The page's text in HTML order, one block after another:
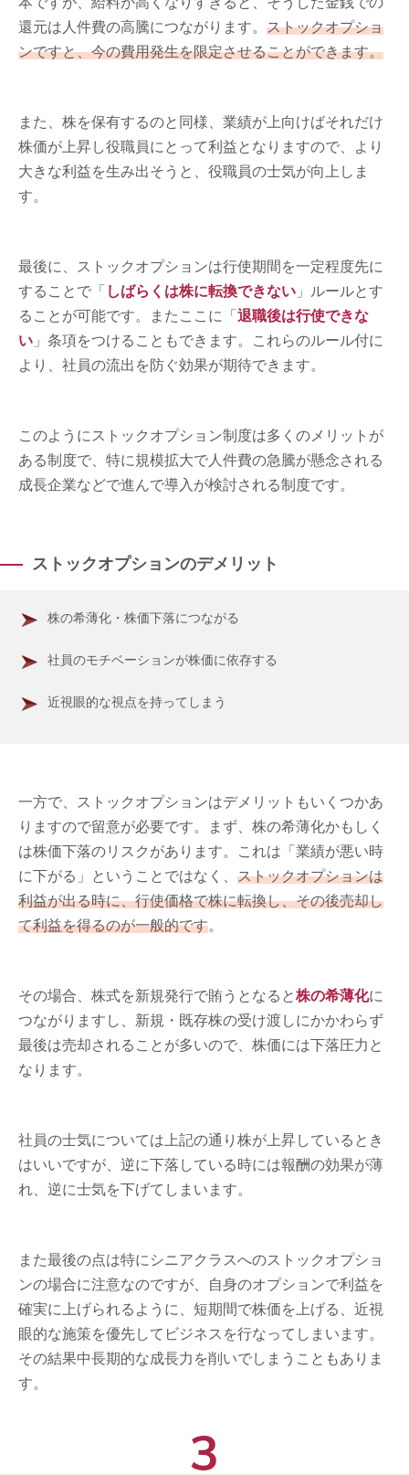
還元は人件費の高騰につながります。 ストックオプショ
ンですと、今の費用発生を限定させることができます。
また、株を保有するのと同様、業績が上向けばそれだけ
株価が上昇し役職員にとって利益となりますので、より
大きな利益を生み出そうと、役職員の士気が向上しま
す。
最後に、ストックオプションは行使期間を一定程度先に
することで「 しばらくは株に転換できない 」ルールとす
ることが可能です。またここに「 退職後は行使できな
い 」条項をつけることもできます。これらのルール付に
より、社員の流出を防ぐ効果が期待できます。
このようにストックオプション制度は多くのメリットが
ある制度で、特に規模拡大で人件費の急騰が懸念される
成長企業などで進んで導入が検討される制度です。
ストックオプションのデメリット
株の希薄化・株価下落につながる
社員のモチベーションが株価に依存する
近視眼的な視点を持ってしまう
一方で、ストックオプションはデメリットもいくつかあ
りますので留意が必要です。まず、株の希薄化かもしく
は株価下落のリスクがあります。これは「業績が悪い時
に下がる」ということではなく、 ストックオプションは
利益が出る時に、行使価格で株に転換し、その後売却し
て利益を得るのが一般的です。
その場合、株式を新規発行で賄うとなると株の希薄化に
つながりますし、新規・既存株の受け渡しにかかわらず
最後は売却されることが多いので、株価には下落圧力と
なります。
社員の士気については上記の通り株が上昇しているとき
はいいですが、逆に下落している時には報酬の効果が薄
れ、逆に士気を下げてしまいます。
また最後の点は特にシニアクラスへのストックオプショ
ンの場合に注意なのですが、自身のオプションで利益を
確実に上げられるように、短期間で株価を上げる、近視
眼的な施策を優先してビジネスを行なってしまいます。
その結果中長期的な成長力を削いでしまうこともありま
す。